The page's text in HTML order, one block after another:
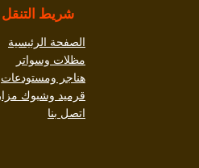
شريط التنقل
الصفحة الرئيسية
مظلات وسواتر
هناجر ومستودعات
قرميد وشبوك
اتصل بنا